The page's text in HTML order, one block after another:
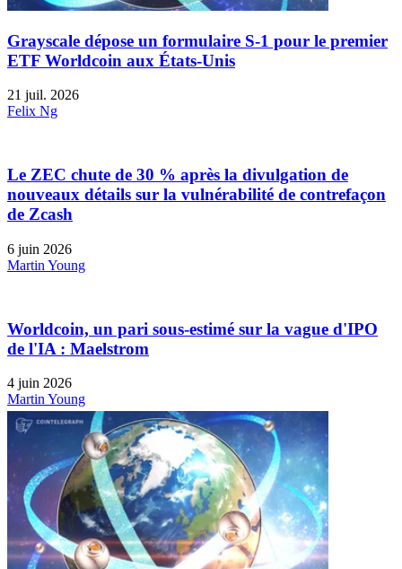
Grayscale dépose un formulaire S-1 pour le premier
ETF Worldcoin aux États-Unis
21 juil. 2026
Felix Ng
Le ZEC chute de 30 % après la divulgation de
nouveaux détails sur la vulnérabilité de contrefaçon
de Zcash
6 juin 2026
Martin Young
Worldcoin, un pari sous-estimé sur la vague d'IPO
de l'IA : Maelstrom
4 juin 2026
Martin Young